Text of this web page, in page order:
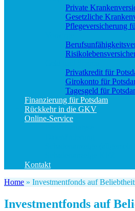
Private
Gesetzliche
Pflegeversicherung
Privatkredit für
Girokonto für
Tagesgeld für
Finanzierung für Potsdam
Rückkehr in die GKV
Online-Service
Kontakt
Home » Investmentfonds auf
Investmentfonds auf